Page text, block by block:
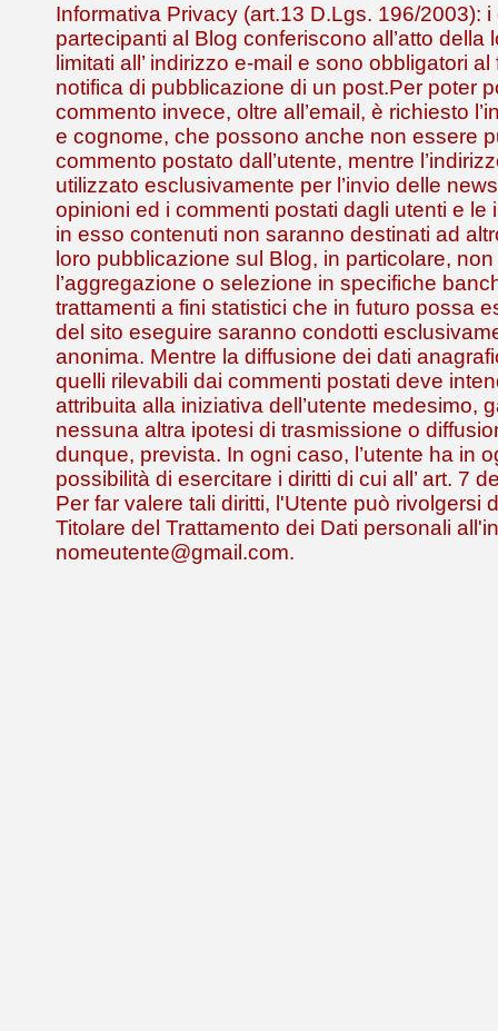
Informativa Privacy (art.13 D.Lgs. 196/2003): i
partecipanti al Blog conferiscono all’atto della
limitati all’ indirizzo e-mail e sono obbligatori
notifica di pubblicazione di un post.Per poter
commento invece, oltre all’email, è richiesto
e cognome, che possono anche non essere
commento postato dall’utente, mentre
utilizzato esclusivamente per l’invio delle
opinioni ed i commenti postati dagli utenti e le
in esso contenuti non saranno destinati ad
loro pubblicazione sul Blog, in particolare,
l’aggregazione o selezione in specifiche
trattamenti a fini statistici che in futuro possa
del sito eseguire saranno condotti
anonima. Mentre la diffusione dei dati
quelli rilevabili dai commenti postati deve
attribuita alla iniziativa dell’utente medesimo,
nessuna altra ipotesi di trasmissione o
dunque, prevista. In ogni caso, l’utente ha in
possibilità di esercitare i diritti di cui all’ art. 7
Per far valere tali diritti, l'Utente può rivolgersi
Titolare del Trattamento dei Dati personali
nomeutente@gmail.com.